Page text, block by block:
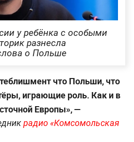
у ребёнка с особыми
разнесла
о Польше
что Польши, что
играющие роль. Как и в
Европы», —
радио «Комсомольская